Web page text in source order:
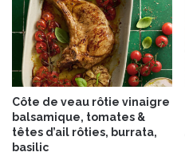
t
f
i
g
u
o
q
u
e
b
Côte de veau rôtie vinaigre
balsamique, tomates &
têtes d’ail rôties, burrata,
basilic